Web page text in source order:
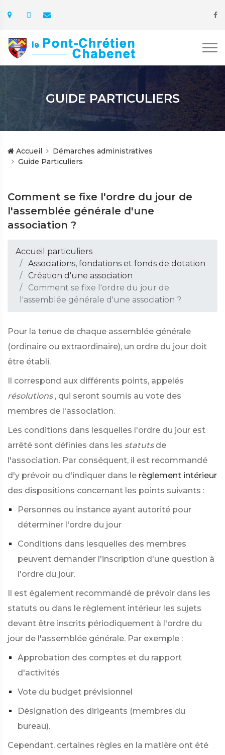
GUIDE PARTICULIERS
Accueil
Démarches administratives
Guide Particuliers
Comment se fixe l'ordre du jour de
l'assemblée générale d'une
association ?
Accueil particuliers
Associations, fondations et fonds de dotation
Création d'une association
Comment se fixe l'ordre du jour de
l'assemblée générale d'une association ?
Pour la tenue de chaque assemblée générale
(ordinaire ou extraordinaire), un ordre du jour doit
être établi.
Il correspond aux différents points, appelés
résolutions , qui seront soumis au vote des
membres de l'association.
Les conditions dans lesquelles l'ordre du jour est
arrêté sont définies dans les statuts de
l'association. Par conséquent, il est recommandé
d'y prévoir ou d'indiquer dans le règlement intérieur
des dispositions concernant les points suivants :
Personnes ou instance ayant autorité pour
déterminer l'ordre du jour
Conditions dans lesquelles des membres
peuvent demander l'inscription d'une question à
l'ordre du jour.
Il est également recommandé de prévoir dans les
statuts ou dans le règlement intérieur les sujets
devant être inscrits périodiquement à l'ordre du
jour de l'assemblée générale. Par exemple :
Approbation des comptes et du rapport
d'activités
Vote du budget prévisionnel
Désignation des dirigeants (membres du
bureau).
Cependant, certaines règles en la matière ont été